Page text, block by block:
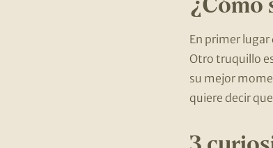
En primer
Otro truquillo
su mejor
quiere decir